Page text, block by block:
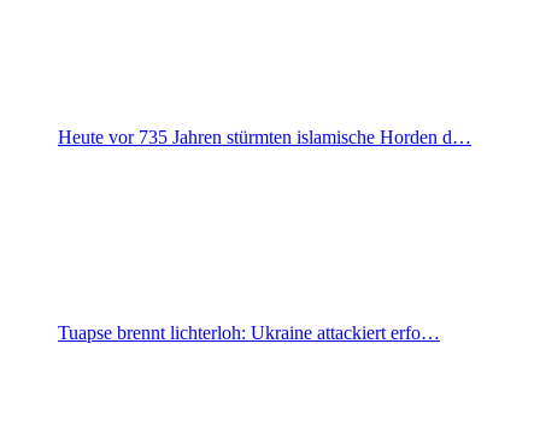
Heute vor 735 Jahren stürmten islamische Horden d…
Tuapse brennt lichterloh: Ukraine attackiert erfo…